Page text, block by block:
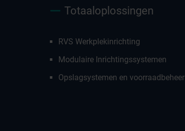
Totaaloplossingen
RVS Werkplekinrichting
Modulaire Inrichtingssystemen
Opslagsystemen en voorraadbeheer